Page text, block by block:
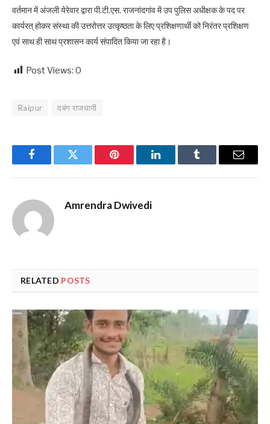
वर्तमान में अंजली येरेवार द्वारा पी.टी.एस. राजनांदगांव में उप पुलिस अधीक्षक के पद पर
कार्यरत् होकर संस्था की उत्तरोत्तर उत्कृष्ठता के लिए प्रशिक्षणार्थी को निरंतर प्रशिक्षण
एवं साथ ही साथ प्रशासन कार्य संपादित किया जा रहा है।
Post Views: 0
Raipur दबंग राजधानी
FacebookTwitter Pinterest LinkedInTumblr Email
Amrendra Dwivedi
RELATED POSTS